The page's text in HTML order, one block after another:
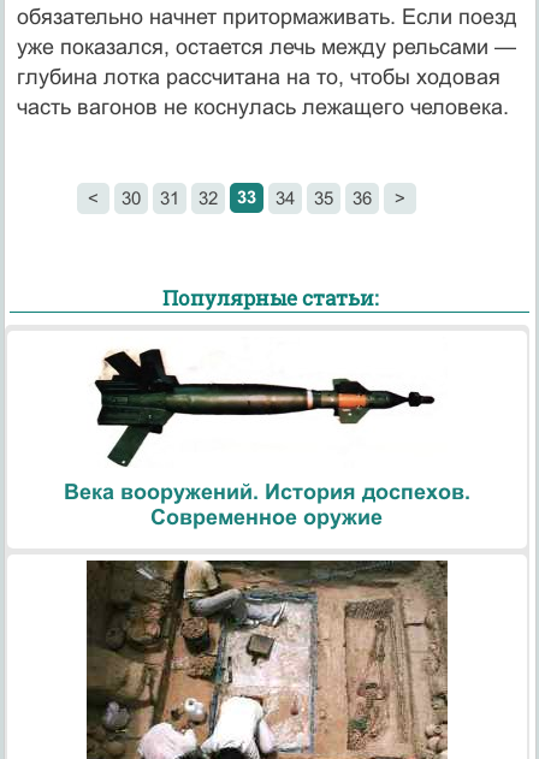
обязательно начнет притормаживать. Если поезд
уже показался, оста­ется лечь между рельсами —
глубина лотка рассчитана на то, чтобы ходовая
часть вагонов не коснулась лежащего человека.
< 30 31 32 33 34 35 36 >
Популярные статьи:
Века вооружений. История доспехов.
Современное оружие